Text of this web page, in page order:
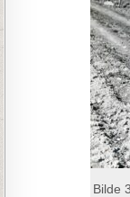
Bilde